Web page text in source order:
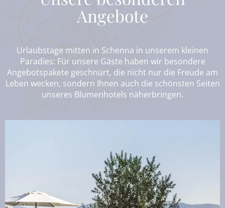
Angebote
Urlaubstage mitten in Schenna in unserem kleinen
Paradies: Für unsere Gäste haben wir besondere
Angebotspakete geschnürt, die nicht nur die Freude am
Leben wecken, sondern Ihnen auch die schönsten Seiten
unseres Blumenhotels näherbringen.